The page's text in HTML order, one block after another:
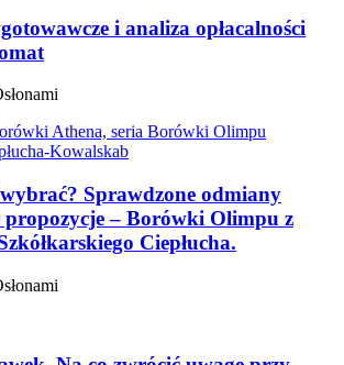
i analiza opłacalności
Sprawdzone odmiany
– Borówki Olimpu z
Ciepłucha.